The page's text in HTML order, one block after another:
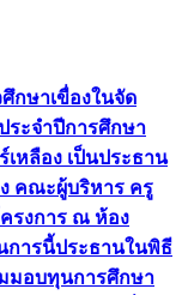
กษาเขื่องในจัด
ระจำปีการศึกษา
เหลือง เป็นประธาน
คณะผู้บริหาร ครู
รงการ ณ ห้อง
การนี้ประธานในพิธี
มอบทุนการศึกษา